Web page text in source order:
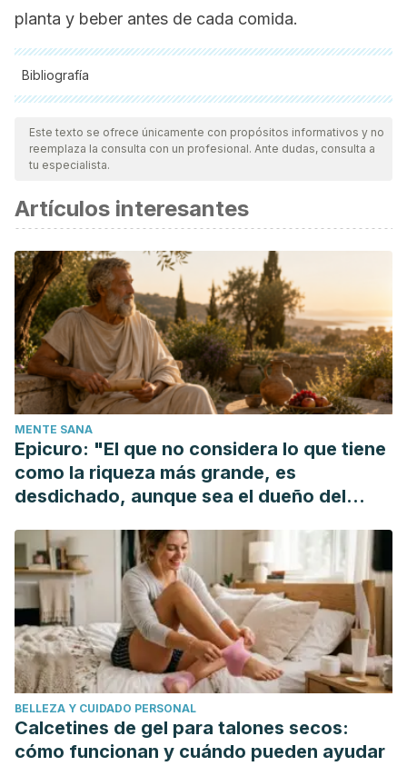
planta y beber antes de cada comida.
Bibliografía
Todas las fuentes citadas fueron revisadas a profundidad por
nuestro equipo, para asegurar su calidad, confiabilidad,
vigencia y validez.La bibliografía de este artículo fue
científica.
İlhami Gülçin Ö; İrfan Küfreviolu; Münir Oktay; Mehmet Emin
Büyükokuroǧlu. 2004. Antioxidant, antimicrobial, antiulcer
and analgesic activities of nettle (Urtica dioica L.)
https://doi.org/10.1016/j.jep.2003.09.028
Nadiya jan, Khan & Zarafshan, Khan & Singh, Sukhcharn.
(2016). Stinging nettle (Urtica dioica L.): a reservoir of
nutrition and bioactive components with great functional
potential. Journal of Food Measurement and
Characterization. 10.1007/s11694-016-9410-4.
Este texto se ofrece únicamente con propósitos informativos y no
reemplaza la consulta con un profesional. Ante dudas, consulta a
tu especialista.
Artículos interesantes
MENTE SANA
Epicuro: "El que no considera lo que tiene
como la riqueza más grande, es
desdichado, aunque sea el dueño del
BELLEZA Y CUIDADO PERSONAL
Calcetines de gel para talones secos:
cómo funcionan y cuándo pueden ayudar